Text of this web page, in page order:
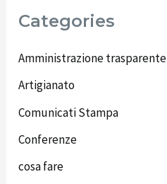
Categories
Amministrazione trasparente
Artigianato
Comunicati Stampa
Conferenze
cosa fare